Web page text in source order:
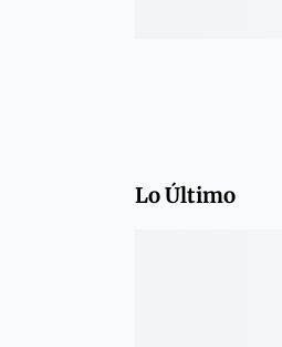
Lo Último